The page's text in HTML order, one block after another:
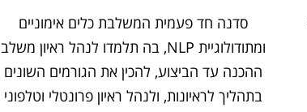
סדנה חד פעמית המשלבת כלים אימוניים
ומתודולוגיית NLP, בה תלמדו לנהל ראיון משלב
ההכנה עד הביצוע, להכין את הגורמים השונים
בתהליך לראיונות, ולנהל ראיון פרונטלי וטלפוני